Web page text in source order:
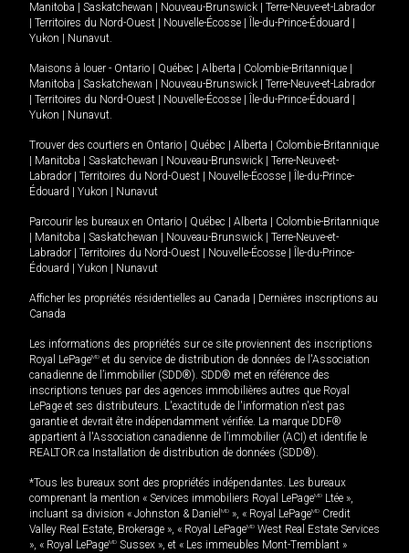
Manitoba
Saskatchewan Nouveau-Brunswick
Terre-Neuve-et-Labrador
Territoires du Nord-Ouest Nouvelle-Écosse Île-du-Prince-Édouard
Yukon
Nunavut.
Maisons à louer - Ontario Québec Alberta Colombie-Britannique
Manitoba
Saskatchewan Nouveau-Brunswick
Terre-Neuve-et-Labrador
Territoires du Nord-Ouest Nouvelle-Écosse Île-du-Prince-Édouard
Yukon
Nunavut.
Trouver des courtiers en Ontario Québec Alberta
Colombie-Britannique
Manitoba Saskatchewan Nouveau-Brunswick
Terre-Neuve-et-
Labrador
Territoires du Nord-Ouest Nouvelle-Écosse
Île-du-Prince-
Édouard
Yukon Nunavut
Parcourir les bureaux en Ontario Québec Alberta
Colombie-Britannique
Manitoba Saskatchewan Nouveau-Brunswick
Terre-Neuve-et-
Labrador
Territoires du Nord-Ouest Nouvelle-Écosse
Île-du-Prince-
Édouard
Yukon Nunavut
Afficher les propriétés résidentielles au Canada
Dernières inscriptions au
Canada
Les informations des propriétés sur ce site proviennent des inscriptions
Royal LePageMD et du service de distribution de données de l'Association
canadienne de l’immobilier (SDD®). SDD® met en référence des
inscriptions tenues par des agences immobilières autres que Royal
LePage et ses distributeurs. L'exactitude de l'information n'est pas
garantie et devrait être indépendamment vérifiée. La marque DDF®
appartient à l'Association canadienne de l’immobilier (ACI) et identifie le
REALTOR.ca Installation de distribution de données (SDD®).
*Tous les bureaux sont des propriétés indépendantes. Les bureaux
comprenant la mention « Services immobiliers Royal LePageMD Ltée »,
incluant sa division « Johnston & Daniel MD », « Royal LePageMD Credit
Valley Real Estate, Brokerage », « Royal LePageMD West Real Estate Services
», « Royal LePageMD Sussex », et « Les immeubles Mont-Tremblant »